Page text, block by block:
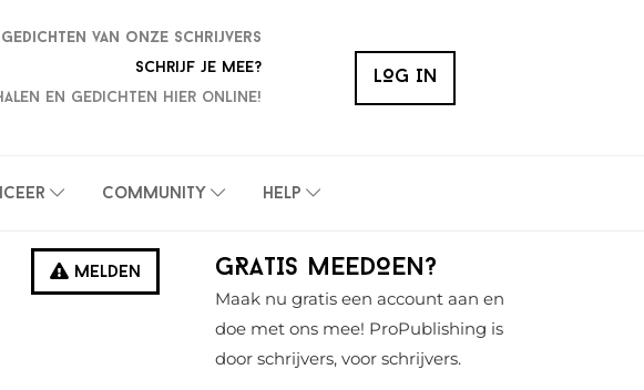
gedichten van onze schrijvers
Schrijf je mee?
en gedichten hier online!
LOG IN
Community Help
Melden
Primaire
Sidebar
GRATIS MEEDOEN?
Maak nu gratis een account aan en
doe met ons mee! ProPublishing is
door schrijvers, voor schrijvers.